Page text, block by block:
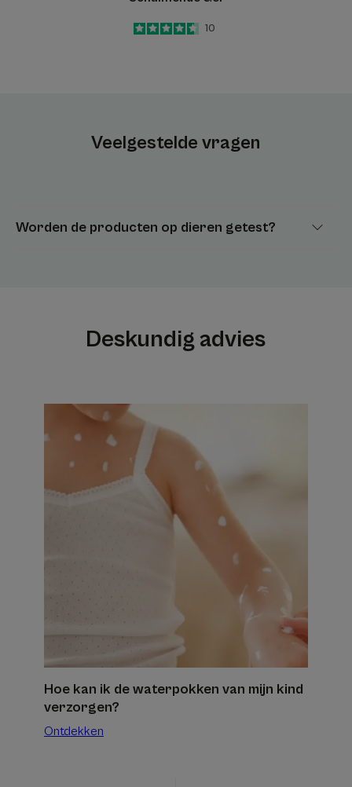
4.6
/5
10
Veelgestelde vragen
Worden de producten op dieren getest?
Deskundig advies
Ontdekken
waterpokken
Hoe kan ik de waterpokken van mijn kind
verzorgen?
Ontdekken